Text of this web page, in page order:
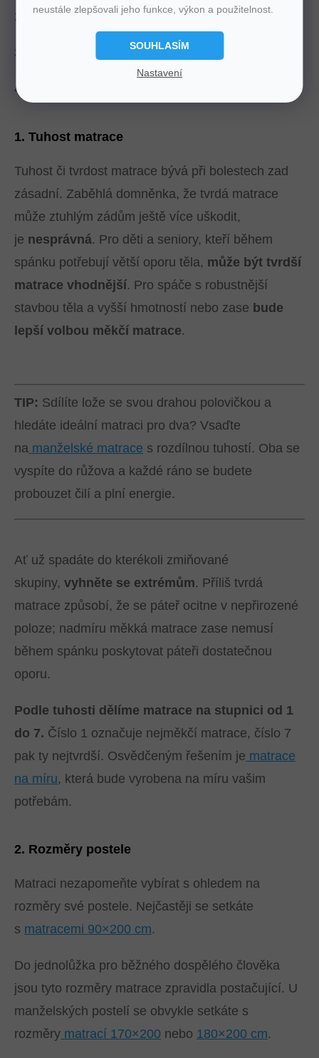
neustále zlepšovali jeho funkce, výkon a použitelnost.
SOUHLASÍM
Nastavení
2. Rozměry postele
3. Materiál matrace
4. Poloha při spánku
1. Tuhost matrace
Tuhost či tvrdost matrace bývá při bolestech zad
zásadní. Zaběhlá domněnka, že tvrdá matrace
může ztuhlým zádům ještě více uškodit,
je nesprávná. Pro děti a seniory, kteří během
spánku potřebují větší oporu těla, může být tvrdší
matrace vhodnější. Pro spáče s robustnější
stavbou těla a vyšší hmotností nebo zase bude
lepší volbou měkčí matrace.
TIP: Sdílíte lože se svou drahou polovičkou a
hledáte ideální matraci pro dva? Vsaďte
na manželské matrace s rozdílnou tuhostí. Oba se
vyspíte do růžova a každé ráno se budete
probouzet čilí a plní energie.
Ať už spadáte do kterékoli zmiňované
skupiny, vyhněte se extrémům. Příliš tvrdá
matrace způsobí, že se páteř ocitne v nepřirozené
poloze; nadmíru měkká matrace zase nemusí
během spánku poskytovat páteři dostatečnou
oporu.
Podle tuhosti dělíme matrace na stupnici od 1
do 7. Číslo 1 označuje nejměkčí matrace, číslo 7
pak ty nejtvrdší. Osvědčeným řešením je matrace
na míru, která bude vyrobena na míru vašim
potřebám.
2. Rozměry postele
Matraci nezapomeňte vybírat s ohledem na
rozměry své postele. Nejčastěji se setkáte
s matracemi 90×200 cm.
Do jednolůžka pro běžného dospělého člověka
jsou tyto rozměry matrace zpravidla postačující. U
manželských postelí se obvykle setkáte s
rozměry matrací 170×200 nebo 180×200 cm.